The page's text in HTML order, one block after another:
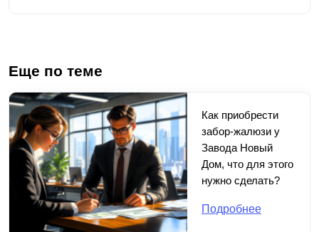
Еще по теме
Как приобрести
забор-жалюзи у
Завода Новый
Дом, что для этого
нужно сделать?
Подробнее